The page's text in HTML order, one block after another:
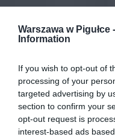
Warszawa w Pigułce -
Information
If you wish to opt-out of
processing of your
targeted advertising by
section to confirm your
opt-out request is
interest-based ads